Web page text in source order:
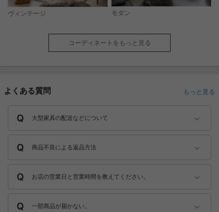
ヴィンテージ モダン
コーディネートをもっと見る
よくある質問 もっと見る
大型家具の配送などについて
商品不良による返品方法
お店の営業日と営業時間を教えてください。
一部商品が届かない。